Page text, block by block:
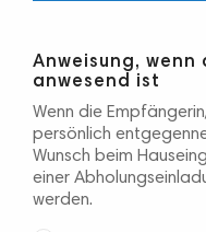
Anweisung,
anwesend ist
Wenn die
persönlich
Wunsch beim
einer
werden.